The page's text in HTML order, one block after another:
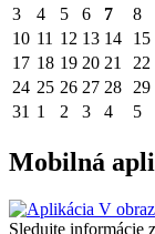
3
4 5 6 7 8
10 11 12 13 14 15
17 18 19 20 21 22
24 25 26 27 28 29
31 1 2 3 4 5
Mobilná
Sledujte informácie